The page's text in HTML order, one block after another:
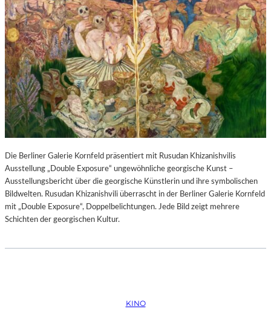
Die Berliner Galerie Kornfeld präsentiert mit Rusudan Khizanishvilis
Ausstellung „Double Exposure“ ungewöhnliche georgische Kunst –
Ausstellungsbericht über die georgische Künstlerin und ihre symbolischen
Bildwelten. Rusudan Khizanishvili überrascht in der Berliner Galerie Kornfeld
mit „Double Exposure“, Doppelbelichtungen. Jede Bild zeigt mehrere
Schichten der georgischen Kultur.
KINO